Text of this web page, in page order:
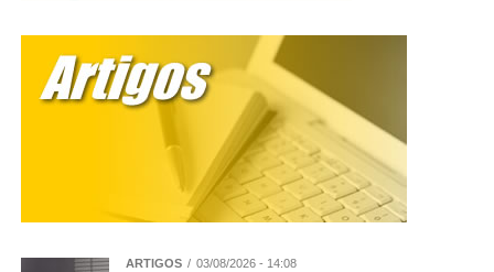
ARTIGOS 03/08/2026 - 14:08